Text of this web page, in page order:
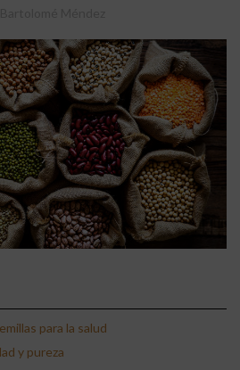
para la salud
y pureza